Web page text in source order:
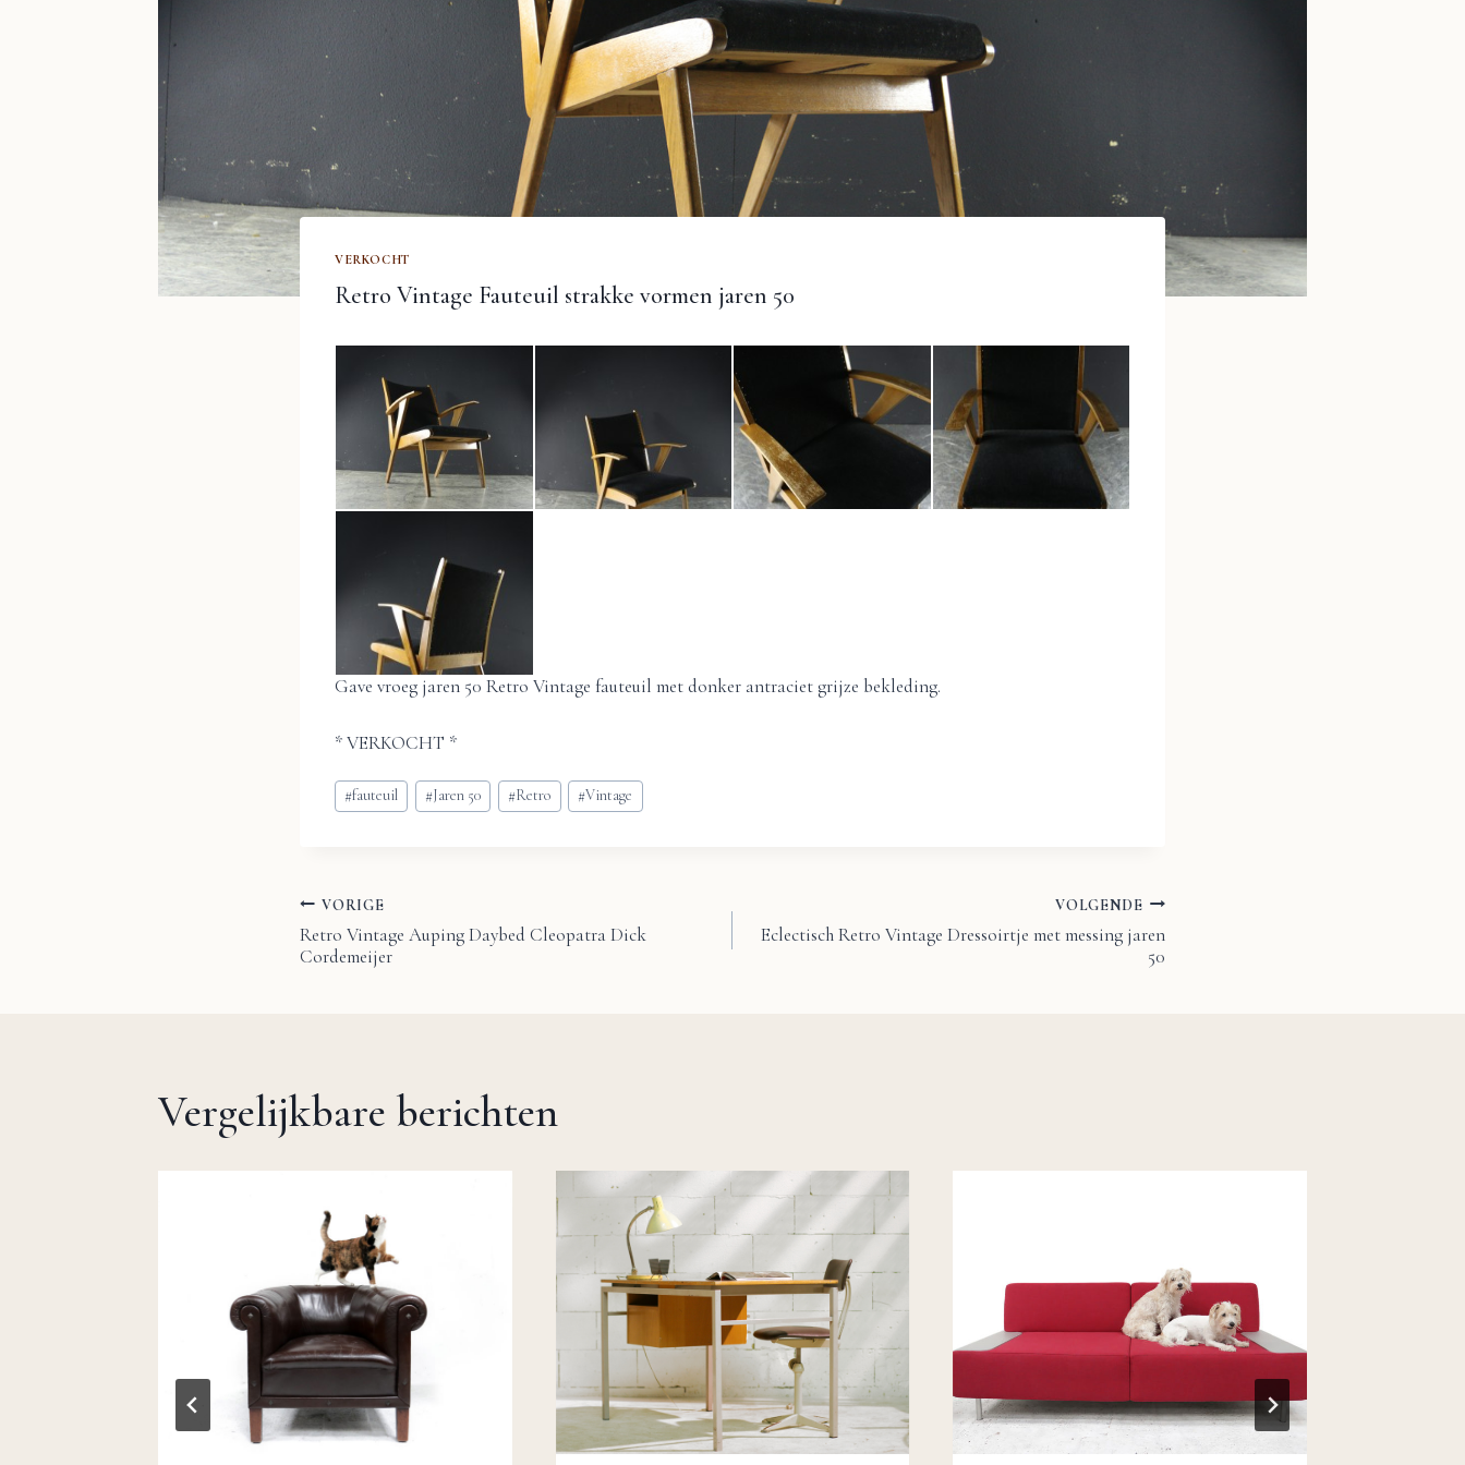
VERKOCHT
Retro Vintage Fauteuil strakke vormen jaren 50
Gave vroeg jaren 50 Retro Vintage fauteuil met donker antraciet grijze bekleding.
* VERKOCHT *
Bericht
tags:
#fauteuil #Jaren 50 #Retro #Vintage
Bericht
VORIGE
Retro Vintage Auping Daybed Cleopatra Dick
Cordemeijer
VOLGENDE
Eclectisch Retro Vintage Dressoirtje met messing jaren
50
Vergelijkbare berichten